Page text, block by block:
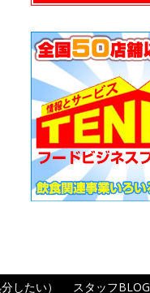
したい） スタッフBLOG